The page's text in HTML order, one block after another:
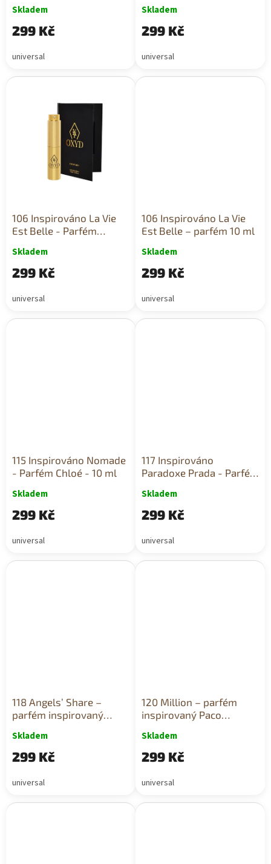
Skladem
299 Kč
universal
Skladem
299 Kč
universal
106 Inspirováno La Vie
Est Belle - Parfém
Skladem
299 Kč
universal
106 Inspirováno La Vie
Est Belle – parfém 10 ml
Skladem
299 Kč
universal
115 Inspirováno Nomade
- Parfém Chloé - 10 ml
Skladem
299 Kč
universal
117 Inspirováno
Paradoxe Prada - Parfém
Skladem
299 Kč
universal
118 Angels’ Share –
parfém inspirovaný
Skladem
299 Kč
universal
120 Million – parfém
inspirovaný Paco
Skladem
299 Kč
universal